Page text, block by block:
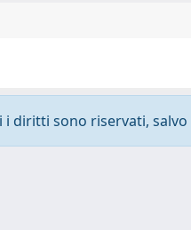
diritti sono riservati, salvo